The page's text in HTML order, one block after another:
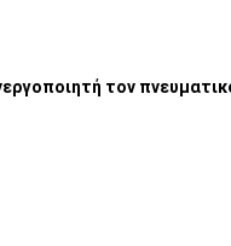
τον